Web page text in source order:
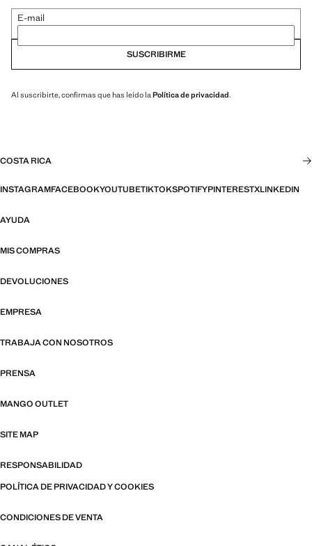
E-mail
SUSCRIBIRME
Al suscribirte, confirmas que has leído la Política de privacidad.
COSTA RICA
INSTAGRAMFACEBOOKYOUTUBETIKTOKSPOTIFYPINTERESTXLINKEDIN
AYUDA
MIS COMPRAS
DEVOLUCIONES
EMPRESA
TRABAJA CON NOSOTROS
PRENSA
MANGO OUTLET
SITE MAP
RESPONSABILIDAD
POLÍTICA DE PRIVACIDAD Y COOKIES
CONDICIONES DE VENTA